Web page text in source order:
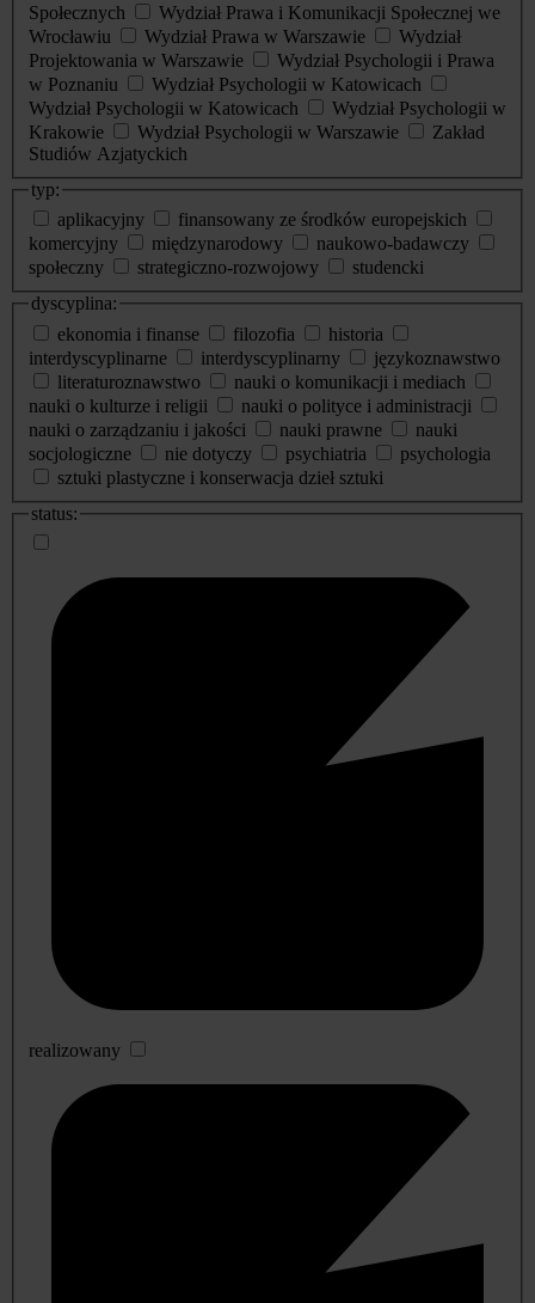
Społecznych
Wydział Prawa i Komunikacji Społecznej we
Wrocławiu
Wydział Prawa w Warszawie
Wydział
Projektowania w Warszawie
Wydział Psychologii i Prawa
w Poznaniu
Wydział Psychologii w Katowicach
Wydział Psychologii w Katowicach
Wydział Psychologii w
Krakowie
Wydział Psychologii w Warszawie
Zakład
Studiów Azjatyckich
typ:
aplikacyjny
finansowany ze środków europejskich
komercyjny
międzynarodowy
naukowo-badawczy
społeczny
strategiczno-rozwojowy
studencki
dyscyplina:
ekonomia i finanse
filozofia
historia
interdyscyplinarne
interdyscyplinarny
językoznawstwo
literaturoznawstwo
nauki o komunikacji i mediach
nauki o kulturze i religii
nauki o polityce i administracji
nauki o zarządzaniu i jakości
nauki prawne
nauki
socjologiczne
nie dotyczy psychiatria
psychologia
sztuki plastyczne i konserwacja dzieł sztuki
status:
realizowany